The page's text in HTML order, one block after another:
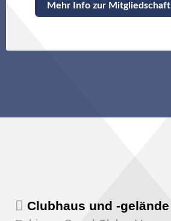
Mehr Info zur Mitgliedschaft
Clubhaus und -gelände